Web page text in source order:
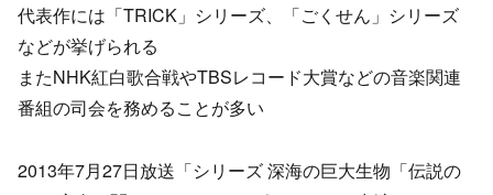
代表作には「TRICK」シリーズ、「ごくせん」シリーズ
などが挙げられる
またNHK紅白歌合戦やTBSレコード大賞などの音楽関連
番組の司会を務めることが多い
2013年7月27日放送「シリーズ 深海の巨大生物「伝説の